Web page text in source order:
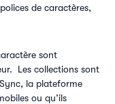
de caractères,
sont
Les collections sont
la plateforme
ou qu’ils